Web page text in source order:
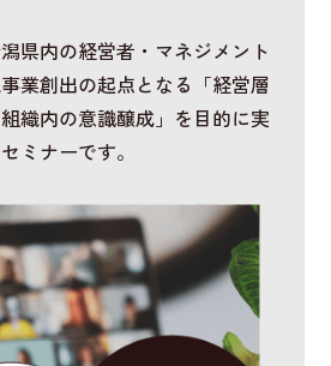
県内の経営者・マネジメント
業創出の起点となる「経営層
織内の意識醸成」を目的に実
ミナーです。